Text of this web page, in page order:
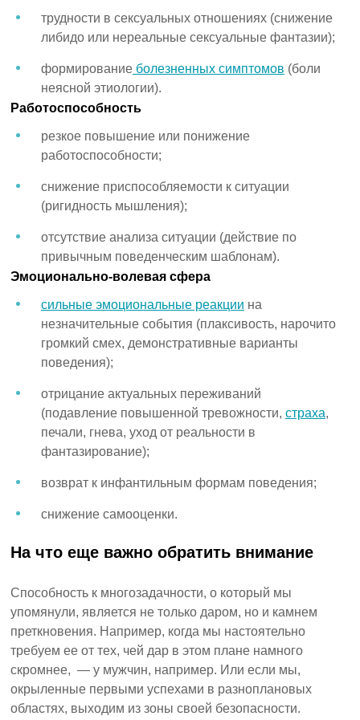
трудности в сексуальных отношениях (снижение
либидо или нереальные сексуальные фантазии);
формирование болезненных симптомов (боли
неясной этиологии).
Работоспособность
резкое повышение или понижение
работоспособности;
снижение приспособляемости к ситуации
(ригидность мышления);
отсутствие анализа ситуации (действие по
привычным поведенческим шаблонам).
Эмоционально-волевая сфера
сильные эмоциональные реакции на
незначительные события (плаксивость, нарочито
громкий смех, демонстративные варианты
поведения);
отрицание актуальных переживаний
(подавление повышенной тревожности, страха,
печали, гнева, уход от реальности в
фантазирование);
возврат к инфантильным формам поведения;
снижение самооценки.
На что еще важно обратить внимание
Способность к многозадачности, о который мы
упомянули, является не только даром, но и камнем
преткновения. Например, когда мы настоятельно
требуем ее от тех, чей дар в этом плане намного
скромнее, — у мужчин, например. Или если мы,
окрыленные первыми успехами в разноплановых
областях, выходим из зоны своей безопасности.